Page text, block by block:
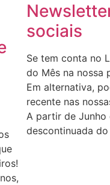
sociais
Se tem conta no
do Mês na nossa
Em alternativa,
recente nas
A partir de
descontinuada